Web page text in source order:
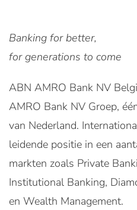
Banking for better,
for generations to come
ABN AMRO Bank NV
AMRO Bank NV Groep,
van Nederland.
leidende positie in een
markten zoals Private
Institutional Banking,
en Wealth Management.